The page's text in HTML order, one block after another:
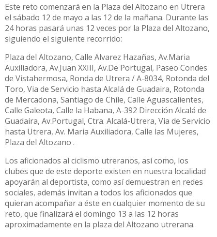
Este reto comenzará en la Plaza del Altozano en Utrera
el sábado 12 de mayo a las 12 de la mañana. Durante las
24 horas pasará unas 12 veces por la Plaza del Altozano,
siguiendo el siguiente recorrido:
Plaza del Altozano, Calle Alvarez Hazañas, Av.Maria
Auxiliadora, Av.Juan XXIII, Av.De Portugal, Paseo Condes
de Vistahermosa, Ronda de Utrera / A-8034, Rotonda del
Toro, Via de Servicio hasta Alcalá de Guadaira, Rotonda
de Mercadona, Santiago de Chile, Calle Aguascalientes,
Calle Galeota, Calle la Habana, A-392 Dirección Alcalá de
Guadaira, Av.Portugal, Ctra. Alcalá-Utrera, Via de Servicio
hasta Utrera, Av. Maria Auxiliadora, Calle las Mujeres,
Plaza del Altozano .
Los aficionados al ciclismo utreranos, así como, los
clubes que de este deporte existen en nuestra localidad
apoyarán al deportista, como así demuestran en redes
sociales, además invitan a todos los aficionados que
quieran acompañar a éste en cualquier momento de su
reto, que finalizará el domingo 13 a las 12 horas
aproximadamente en la plaza del Altozano utrerana.